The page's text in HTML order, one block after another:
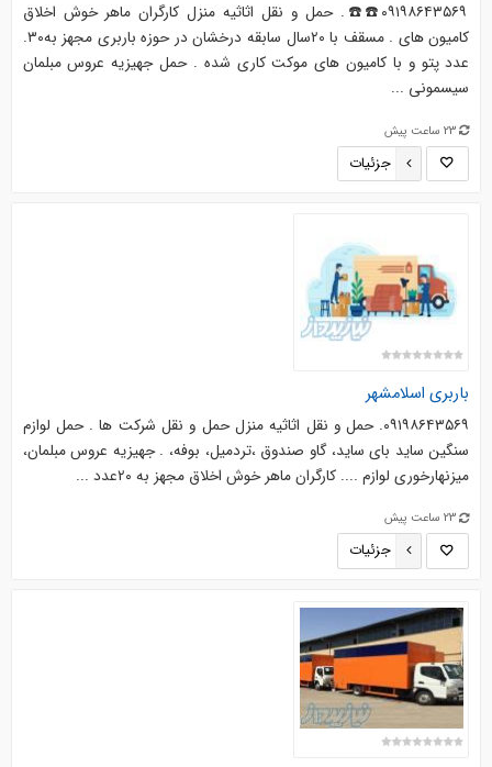
۰۹۱۹۸۶۴۳۵۶۹☎️☎️. حمل و نقل اثاثیه منزل کارگران ماهر خوش اخلاق
کامیون های . مسقف با ۲۰سال سابقه درخشان در حوزه باربری مجهز به۳۰.
عدد پتو و با کامیون های موکت کاری شده . حمل جهیزیه عروس مبلمان
سیسمونی ...
23 ساعت پیش
جزئیات
باربری اسلامشهر
۰۹۱۹۸۶۴۳۵۶۹. حمل و نقل اثاثیه منزل حمل و نقل شرکت ها . حمل لوازم
سنگین ساید بای ساید، گاو صندوق ،تردمیل، بوفه، . جهیزیه عروس مبلمان،
میزنهارخوری لوازم .... کارگران ماهر خوش اخلاق مجهز به ۲۰عدد ...
23 ساعت پیش
جزئیات